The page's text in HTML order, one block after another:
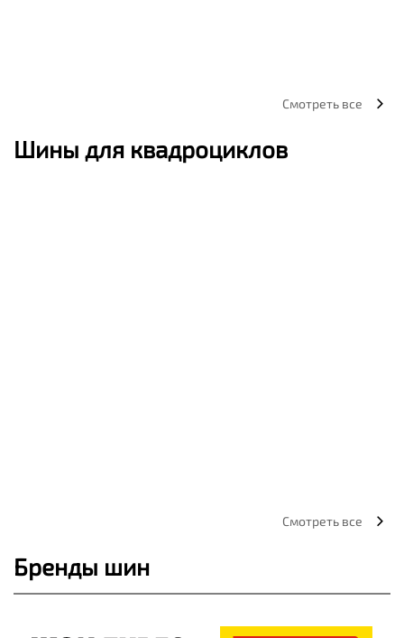
Смотреть все
Шины для квадроциклов
Смотреть все
Бренды шин